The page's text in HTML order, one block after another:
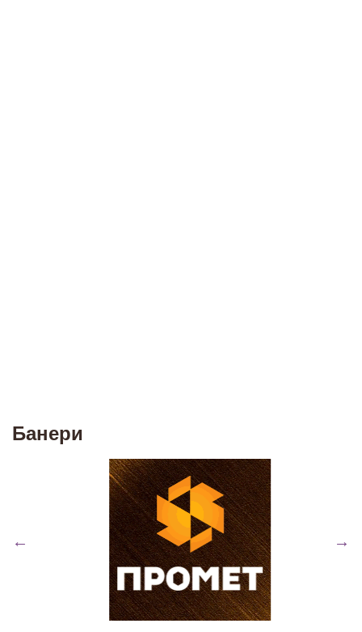
Банери